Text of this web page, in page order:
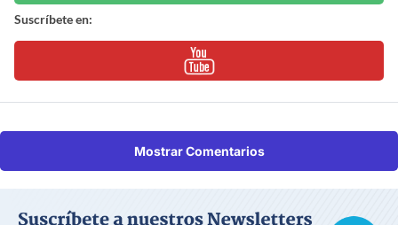
Suscríbete en:
Mostrar Comentarios